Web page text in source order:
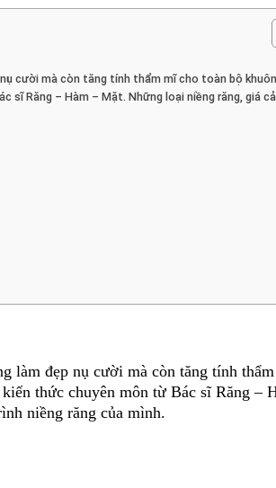
cười mà còn tăng tính thẩm mĩ cho toàn bộ khuôn
sĩ Răng – Hàm – Mặt. Những loại niềng răng, giá cả
làm đẹp nụ cười mà còn tăng tính
thức chuyên môn từ Bác sĩ Răng –
niềng răng của mình.